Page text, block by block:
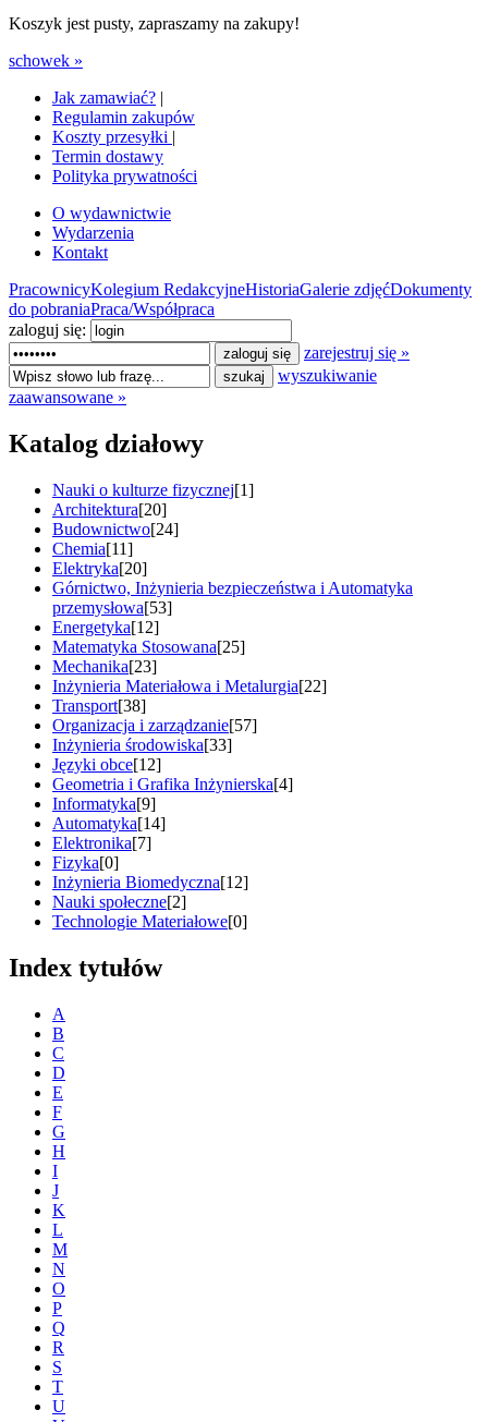
Koszyk jest pusty, zapraszamy na zakupy!
schowek »
Jak zamawiać? |
Regulamin zakupów
Koszty przesyłki |
Termin dostawy
Polityka prywatności
O wydawnictwie
Wydarzenia
Kontakt
PracownicyKolegium RedakcyjneHistoriaGalerie zdjęćDokumenty
do pobraniaPraca/Współpraca
zaloguj się:
zarejestruj się »
wyszukiwanie
zaawansowane »
Katalog działowy
Nauki o kulturze fizycznej[1]
Architektura[20]
Budownictwo[24]
Chemia[11]
Elektryka[20]
Górnictwo, Inżynieria bezpieczeństwa i Automatyka
przemysłowa[53]
Energetyka[12]
Matematyka Stosowana[25]
Mechanika[23]
Inżynieria Materiałowa i Metalurgia[22]
Transport[38]
Organizacja i zarządzanie[57]
Inżynieria środowiska[33]
Języki obce[12]
Geometria i Grafika Inżynierska[4]
Informatyka[9]
Automatyka[14]
Elektronika[7]
Fizyka[0]
Inżynieria Biomedyczna[12]
Nauki społeczne[2]
Technologie Materiałowe[0]
Index tytułów
A
B
C
D
E
F
G
H
I
J
K
L
M
N
O
P
Q
R
S
T
U